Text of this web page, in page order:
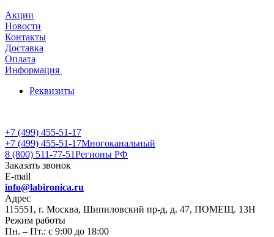
Акции
Новости
Контакты
Доставка
Оплата
Информация
Реквизиты
+7 (499) 455-51-17
+7 (499) 455-51-17Многоканальный
8 (800) 511-77-51Регионы РФ
Заказать звонок
E-mail
info@labironica.ru
Адрес
115551, г. Москва, Шипиловский пр-д, д. 47, ПОМЕЩ. 13Н
Режим работы
Пн. – Пт.: с 9:00 до 18:00